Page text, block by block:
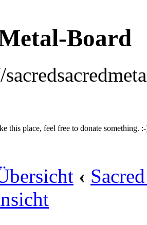
Board
this place, feel free to donate something.
‹